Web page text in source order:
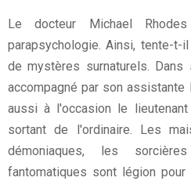
Le docteur Michael
parapsychologie. Ainsi, tente-
de mystères surnaturels.
accompagné par son assistante
aussi à l'occasion le
sortant de l'ordinaire. Les
démoniaques, les
fantomatiques sont légion